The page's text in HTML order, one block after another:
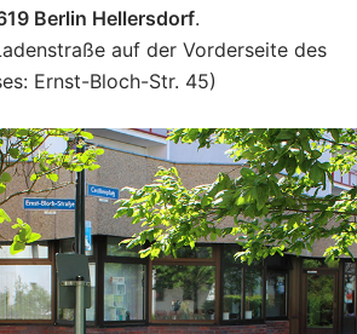
Berlin Hellersdorf.
auf der Vorderseite des
Ernst-Bloch-Str. 45)